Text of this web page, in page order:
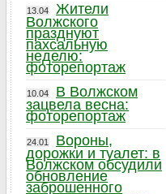
13.04
Жители
Волжского
празднуют
пахсальную
неделю:
фоторепортаж
10.04
В Волжском
зацвела весна:
фоторепортаж
24.01
Вороны,
дорожки и туалет: в
Волжском обсудили
обновление
заброшенного